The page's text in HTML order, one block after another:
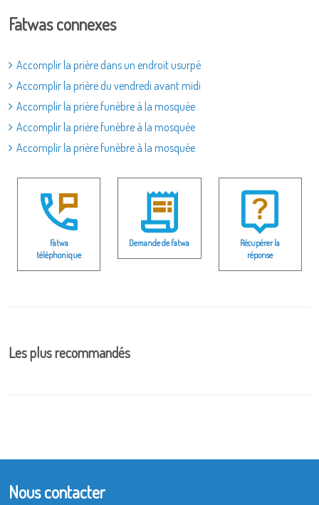
Fatwas connexes
Accomplir la prière dans un endroit usurpé
Accomplir la prière du vendredi avant midi
Accomplir la prière funèbre à la mosquée
Accomplir la prière funèbre à la mosquée
Accomplir la prière funèbre à la mosquée
Fatwa
téléphonique
Demande de fatwa
Récupérer la
réponse
Les plus recommandés
Nous contacter